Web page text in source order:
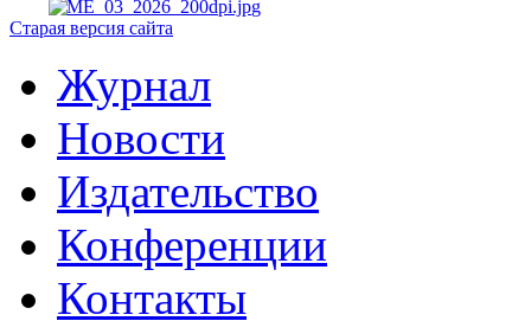
Старая версия сайта
Журнал
Новости
Издательство
Конференции
Контакты